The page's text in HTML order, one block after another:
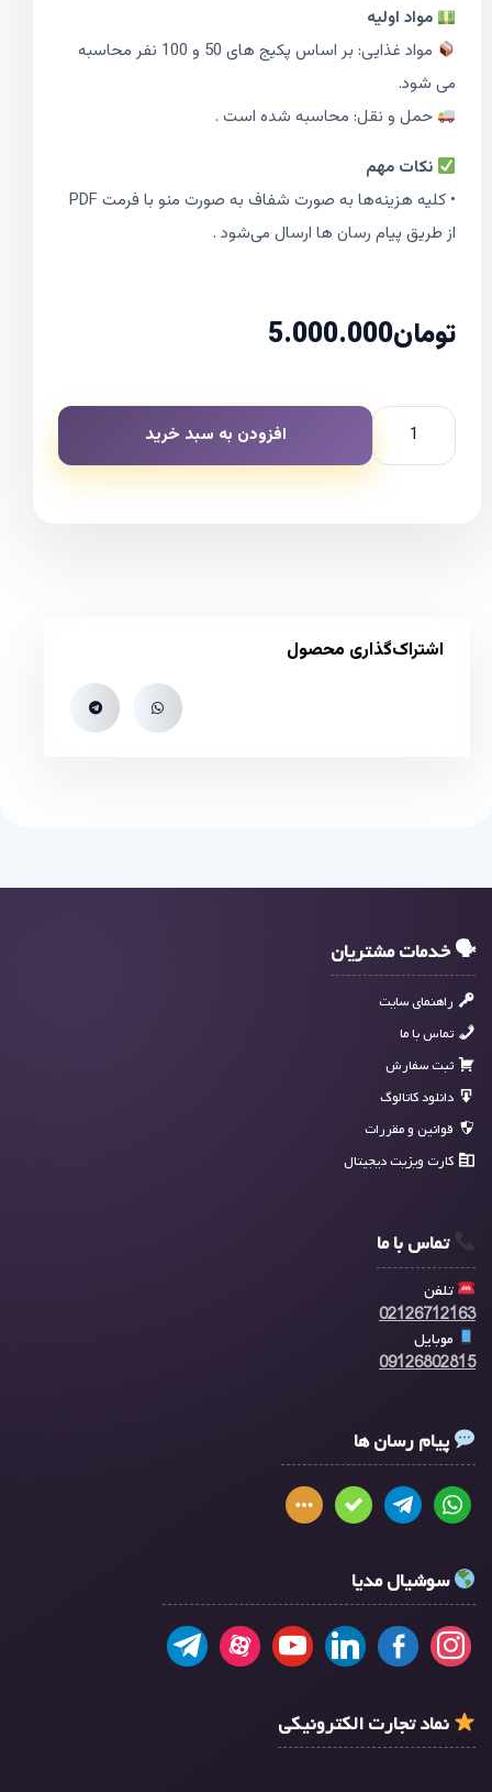
مواد اولیه
مواد غذایی: بر اساس پکیج های 50 و 100 نفر محاسبه
می شود.
حمل و نقل: محاسبه شده است .
نکات مهم
• کلیه هزینه‌ها به صورت شفاف به صورت منو با فرمت PDF
از طریق پیام رسان ها ارسال می‌شود .
تومان5.000.000
افزودن به سبد خرید
اشتراک‌گذاری محصول
🗣 خدمات مشتریان
راهنمای سایت
تماس با ما
ثبت سفارش
دانلود کاتالوگ
قوانین و مقررات
کارت ویزیت دیجیتال
تماس با ما
تلفن
02126712163
موبایل
09126802815
پیام رسان ها
سوشیال مدیا
نماد تجارت الکترونیکی